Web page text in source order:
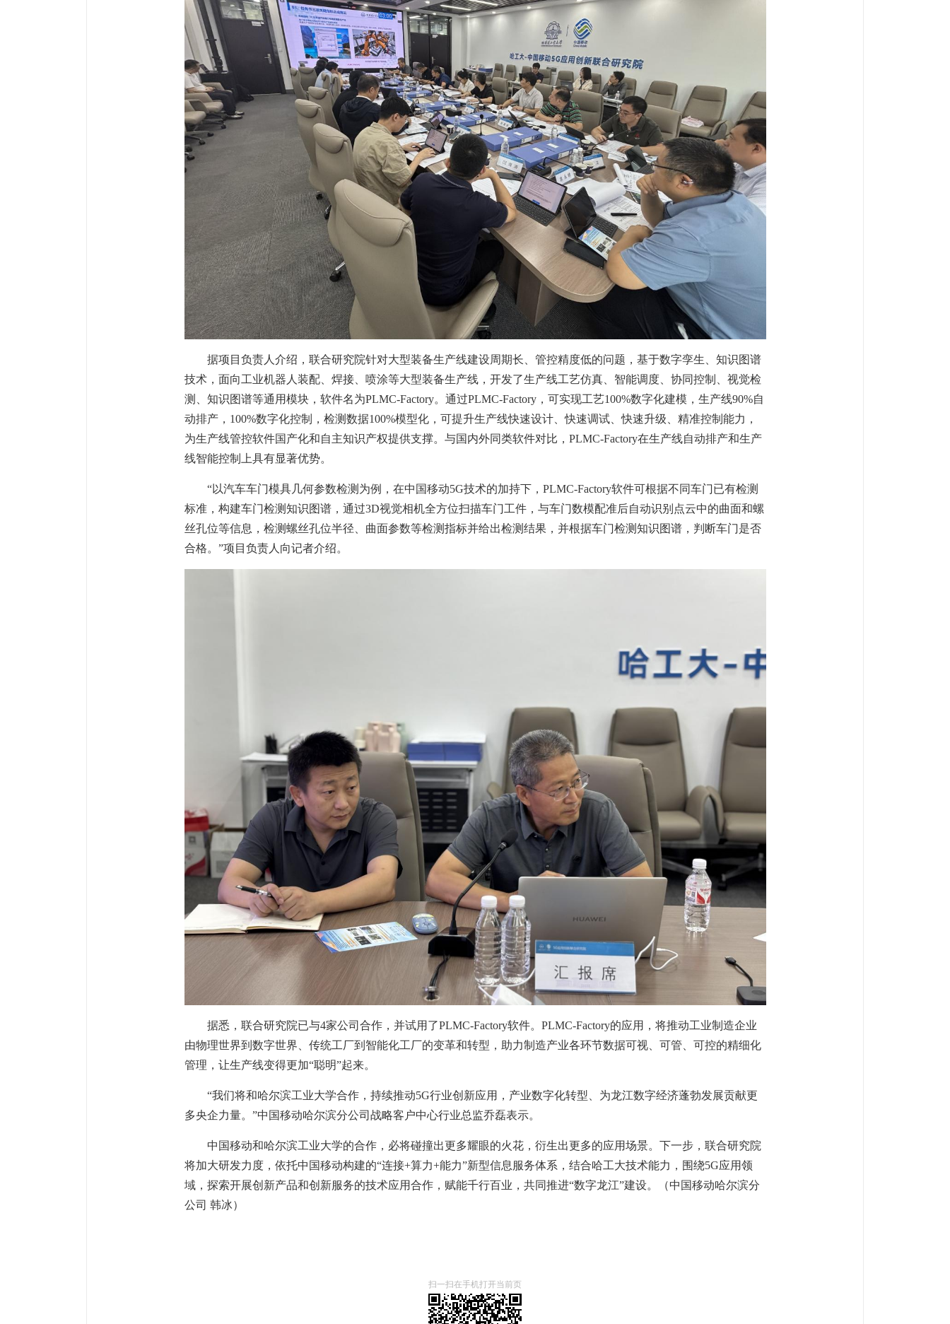
据项目负责人介绍，联合研究院针对大型装备生产线建设周期长、管控精度低的问题，基于数字孪生、知识图谱
技术，面向工业机器人装配、焊接、喷涂等大型装备生产线，开发了生产线工艺仿真、智能调度、协同控制、视觉检
测、知识图谱等通用模块，软件名为PLMC-Factory。通过PLMC-Factory，可实现工艺100%数字化建模，生产线90%自
动排产，100%数字化控制，检测数据100%模型化，可提升生产线快速设计、快速调试、快速升级、精准控制能力，
为生产线管控软件国产化和自主知识产权提供支撑。与国内外同类软件对比，PLMC-Factory在生产线自动排产和生产
线智能控制上具有显著优势。
“以汽车车门模具几何参数检测为例，在中国移动5G技术的加持下，PLMC-Factory软件可根据不同车门已有检测
标准，构建车门检测知识图谱，通过3D视觉相机全方位扫描车门工件，与车门数模配准后自动识别点云中的曲面和螺
丝孔位等信息，检测螺丝孔位半径、曲面参数等检测指标并给出检测结果，并根据车门检测知识图谱，判断车门是否
合格。”项目负责人向记者介绍。
据悉，联合研究院已与4家公司合作，并试用了PLMC-Factory软件。PLMC-Factory的应用，将推动工业制造企业
由物理世界到数字世界、传统工厂到智能化工厂的变革和转型，助力制造产业各环节数据可视、可管、可控的精细化
管理，让生产线变得更加“聪明”起来。
“我们将和哈尔滨工业大学合作，持续推动5G行业创新应用，产业数字化转型、为龙江数字经济蓬勃发展贡献更
多央企力量。”中国移动哈尔滨分公司战略客户中心行业总监乔磊表示。
中国移动和哈尔滨工业大学的合作，必将碰撞出更多耀眼的火花，衍生出更多的应用场景。下一步，联合研究院
将加大研发力度，依托中国移动构建的“连接+算力+能力”新型信息服务体系，结合哈工大技术能力，围绕5G应用领
域，探索开展创新产品和创新服务的技术应用合作，赋能千行百业，共同推进“数字龙江”建设。（中国移动哈尔滨分
公司 韩冰）
扫一扫在手机打开当前页